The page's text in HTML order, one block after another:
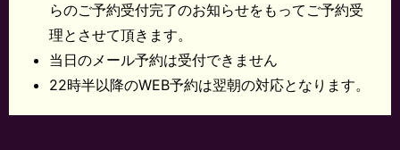
らのご予約受付完了のお知らせをもってご予約受
理とさせて頂きます。
当日のメール予約は受付できません
22時半以降のWEB予約は翌朝の対応となります。